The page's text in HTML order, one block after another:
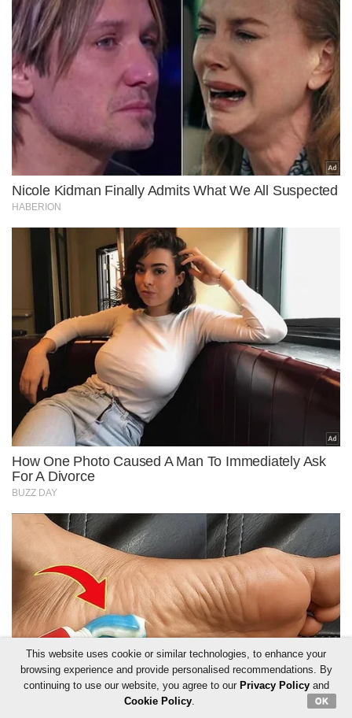
This website uses cookie or similar technologies, to enhance your
browsing experience and provide personalised recommendations. By
continuing to use our website, you agree to our Privacy Policyand
Cookie Policy. OK